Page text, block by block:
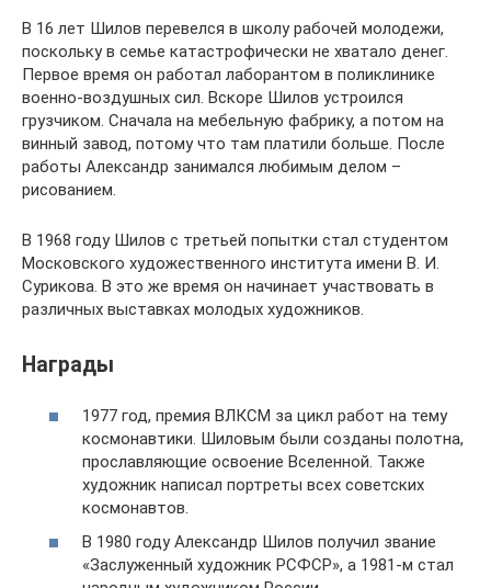
В 16 лет Шилов перевелся в школу рабочей молодежи,
поскольку в семье катастрофически не хватало денег.
Первое время он работал лаборантом в поликлинике
военно-воздушных сил. Вскоре Шилов устроился
грузчиком. Сначала на мебельную фабрику, а потом на
винный завод, потому что там платили больше. После
работы Александр занимался любимым делом –
рисованием.
В 1968 году Шилов с третьей попытки стал студентом
Московского художественного института имени В. И.
Сурикова. В это же время он начинает участвовать в
различных выставках молодых художников.
Награды
1977 год, премия ВЛКСМ за цикл работ на тему
космонавтики. Шиловым были созданы полотна,
прославляющие освоение Вселенной. Также
художник написал портреты всех советских
космонавтов.
В 1980 году Александр Шилов получил звание
«Заслуженный художник РСФСР», а 1981-м стал